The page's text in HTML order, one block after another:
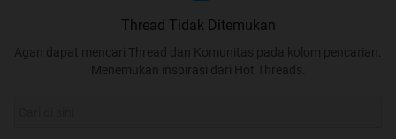
Thread Tidak Ditemukan
Agan dapat mencari Thread dan Komunitas pada kolom pencarian.
Menemukan inspirasi dari Hot Threads.